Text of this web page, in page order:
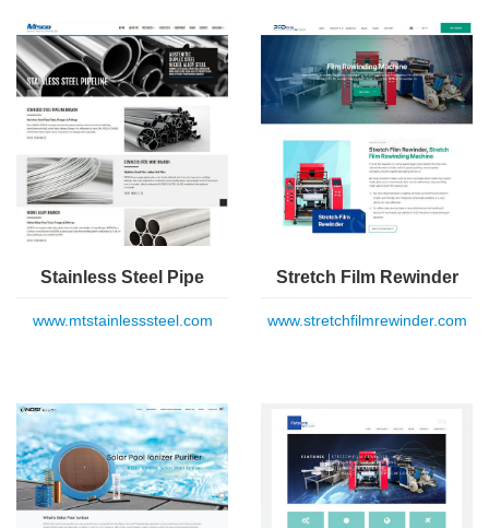
Stainless Steel Pipe
www.mtstainlesssteel.com
Stretch Film Rewinder
www.stretchfilmrewinder.com